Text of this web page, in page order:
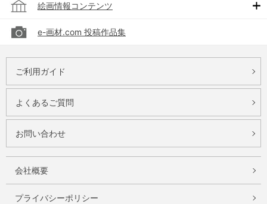
絵画情報コンテンツ
e-画材.com 投稿作品集
ご利用ガイド
よくあるご質問
お問い合わせ
会社概要
プライバシーポリシー